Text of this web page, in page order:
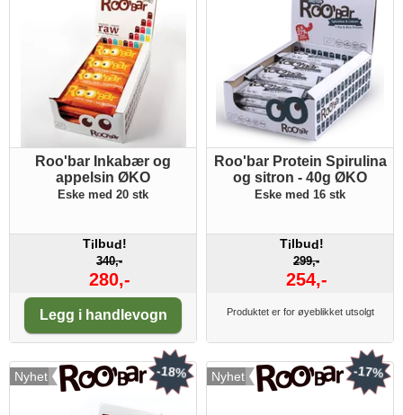
Roo'bar Inkabær og
appelsin ØKO
Eske med 20 stk
Tilbud!
340,-
280,-
Legg i handlevogn
Roo'bar Protein Spirulina
og sitron - 40g ØKO
Eske med 16 stk
Tilbud!
299,-
254,-
Produktet er for øyeblikket utsolgt
Nyhet -18% Nyhet -17%